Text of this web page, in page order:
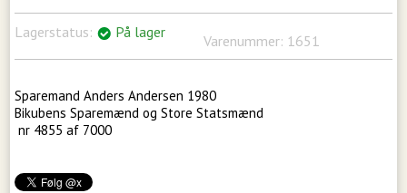
Lagerstatus: På lager Varenummer: 1651
Sparemand Anders Andersen 1980
Bikubens Sparemænd og Store Statsmænd
nr 4855 af 7000